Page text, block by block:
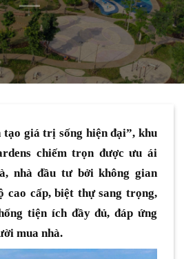
giá trị sống hiện đại”, khu
chiếm trọn được ưu ái
nhà đầu tư bởi không gian
cao cấp, biệt thự sang trọng,
tiện ích đầy đủ, đáp ứng
mua nhà.